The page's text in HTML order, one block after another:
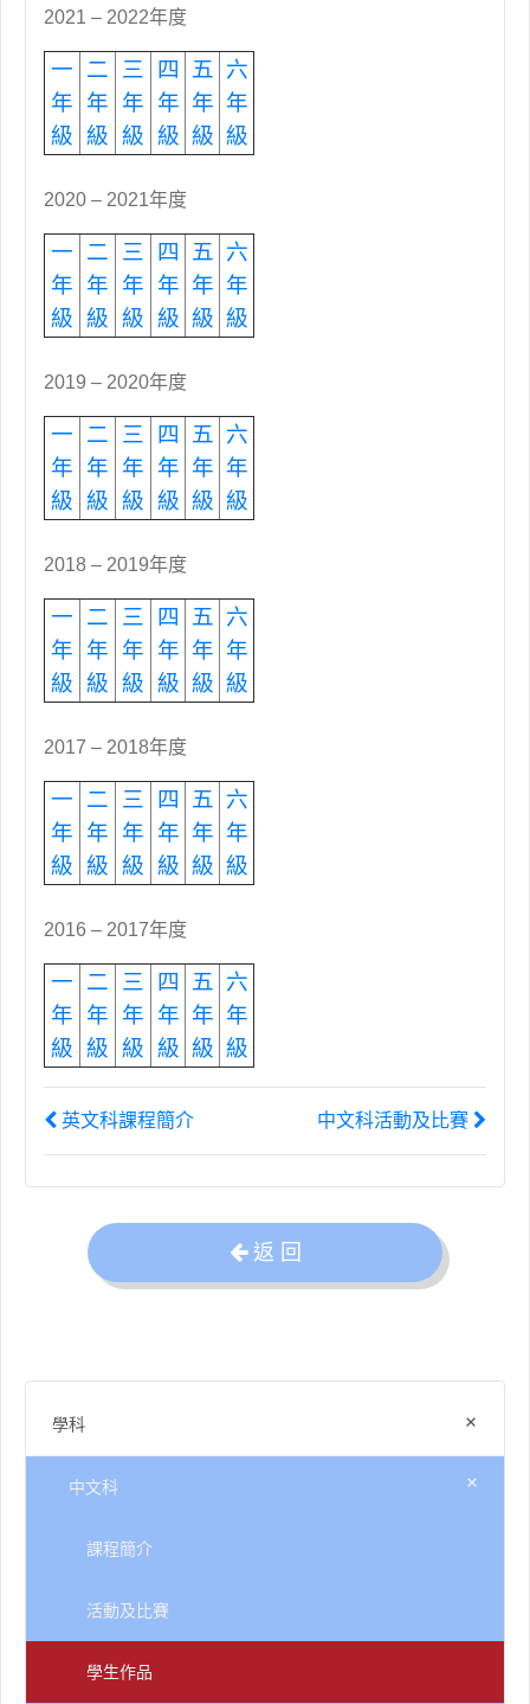
學科 +
中文科 +
課程簡介
活動及比賽
學生作品
2021 – 2022年度
一
年
級
二
年
級
三
年
級
四
年
級
五
年
級
六
年
級
2020 – 2021年度
一
年
級
二
年
級
三
年
級
四
年
級
五
年
級
六
年
級
2019 – 2020年度
一
年
級
二
年
級
三
年
級
四
年
級
五
年
級
六
年
級
2018 – 2019年度
一
年
級
二
年
級
三
年
級
四
年
級
五
年
級
六
年
級
2017 – 2018年度
一
年
級
二
年
級
三
年
級
四
年
級
五
年
級
六
年
級
2016 – 2017年度
一
年
級
二
年
級
三
年
級
四
年
級
五
年
級
六
年
級
英文科課程簡介 中文科活動及比賽
返 回